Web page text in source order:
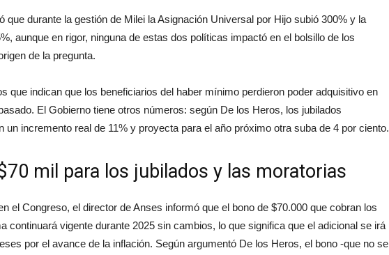
que durante la gestión de Milei la Asignación Universal por Hijo subió 300% y la
aunque en rigor, ninguna de estas dos políticas impactó en el bolsillo de los
de la pregunta.
que indican que los beneficiarios del haber mínimo perdieron poder adquisitivo en
El Gobierno tiene otros números: según De los Heros, los jubilados
un incremento real de 11% y proyecta para el año próximo otra suba de 4 por ciento.
mil para los jubilados y las moratorias
el Congreso, el director de Anses informó que el bono de $70.000 que cobran los
continuará vigente durante 2025 sin cambios, lo que significa que el adicional se irá
por el avance de la inflación. Según argumentó De los Heros, el bono -que no se